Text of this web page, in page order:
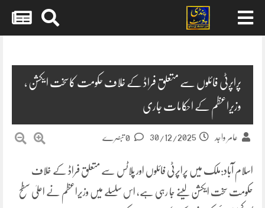
پراپرٹی فائلوں سے متعلق فراڈ کے خلاف حکومت کاسخت ایکشن ،
وزیراعظم کے احکامات جاری
عامر واجد 30/12/2025
اسلام آباد:ملک میں پراپرٹی فائلوں اور پلاٹس سے متعلق فراڈ کے خلاف
حکومت سخت ایکشن لینے جا رہی ہے، اس سلسلے میں وزیراعظم نے اعلیٰ سطح